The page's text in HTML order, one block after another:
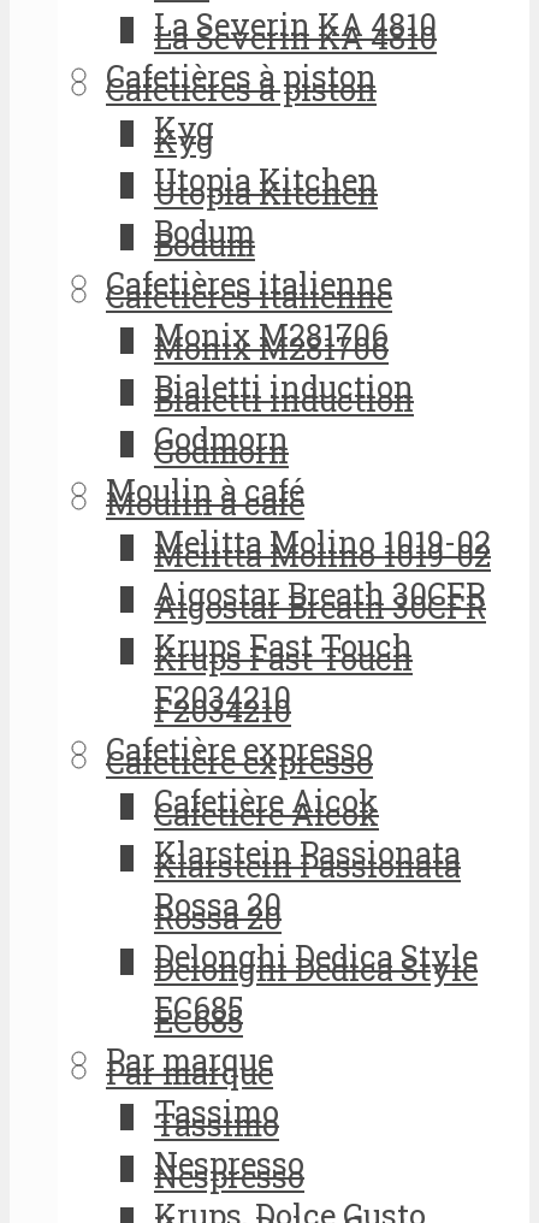
La Severin KA 4810
Cafetières à piston
Kyg
Utopia Kitchen
Bodum
Cafetières italienne
Monix M281706
Bialetti induction
Godmorn
Moulin à café
Melitta Molino 1019-02
Aigostar Breath 30CFR
Krups Fast Touch
F2034210
Cafetière expresso
Cafetière Aicok
Klarstein Passionata
Rossa 20
Delonghi Dedica Style
EC685
Par marque
Tassimo
Nespresso
Krups, Dolce Gusto
La Severin KA 4810
Cafetières à piston
Kyg
Utopia Kitchen
Bodum
Cafetières italienne
Monix M281706
Bialetti induction
Godmorn
Moulin à café
Melitta Molino 1019-02
Aigostar Breath 30CFR
Krups Fast Touch
F2034210
Cafetière expresso
Cafetière Aicok
Klarstein Passionata
Rossa 20
Delonghi Dedica Style
EC685
Par marque
Tassimo
Nespresso